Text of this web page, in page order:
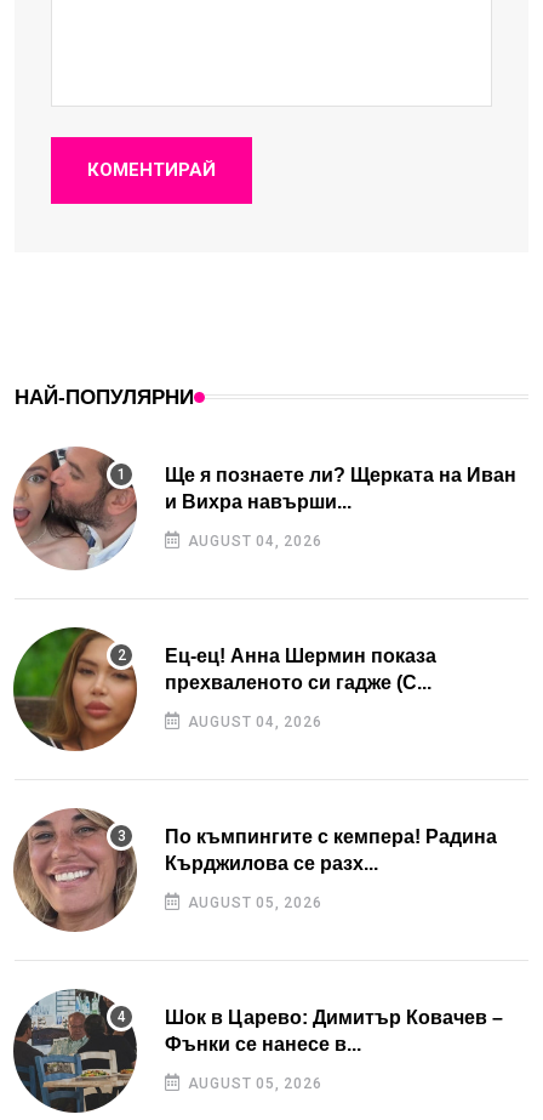
КОМЕНТИРАЙ
НАЙ-ПОПУЛЯРНИ
Ще я познаете ли? Щерката на Иван
и Вихра навърши...
AUGUST 04, 2026
Ец-ец! Анна Шермин показа
прехваленото си гадже (С...
AUGUST 04, 2026
По къмпингите с кемпера! Радина
Кърджилова се разх...
AUGUST 05, 2026
Шок в Царево: Димитър Ковачев –
Фънки се нанесе в...
AUGUST 05, 2026